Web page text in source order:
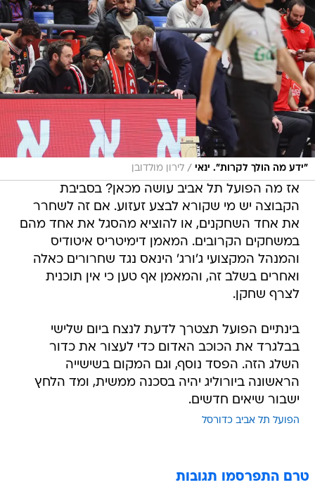
"ידע מה הולך לקרות". ינאי / לירון מולדובן
אז מה הפועל תל אביב עושה מכאן? בסביבת
הקבוצה יש מי שקורא לבצע זעזוע. אם זה לשחרר
את אחד השחקנים, או להוציא מהסגל את אחד מהם
במשחקים הקרובים. המאמן דימיטריס איטודיס
והמנהל המקצועי ג'ורג' הינאס נגד שחרורים כאלה
ואחרים בשלב זה, והמאמן אף טען כי אין תוכנית
לצרף שחקן.
בינתיים הפועל תצטרך לדעת לנצח ביום שלישי
בבלגרד את הכוכב האדום כדי לעצור את כדור
השלג הזה. הפסד נוסף, וגם המקום בשישייה
הראשונה ביורוליג יהיה בסכנה ממשית, ומד הלחץ
ישבור שיאים חדשים.
הפועל תל אביב כדורסל
טרם התפרסמו תגובות